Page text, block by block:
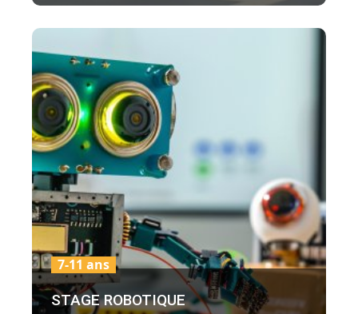
STAGE ROBOTIQUE
7-11 ans